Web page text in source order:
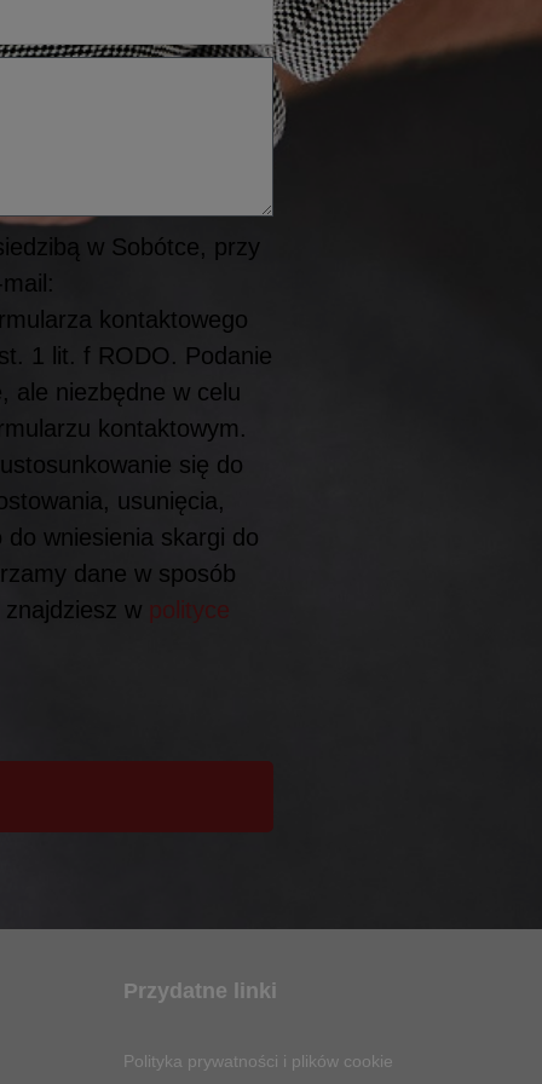
w Sobótce, przy
kontaktowego
1 lit. f RODO. Podanie
ale niezbędne w celu
kontaktowym.
się do
usunięcia,
wniesienia skargi do
dane w sposób
w polityce
Przydatne linki
Polityka prywatności i plików cookie